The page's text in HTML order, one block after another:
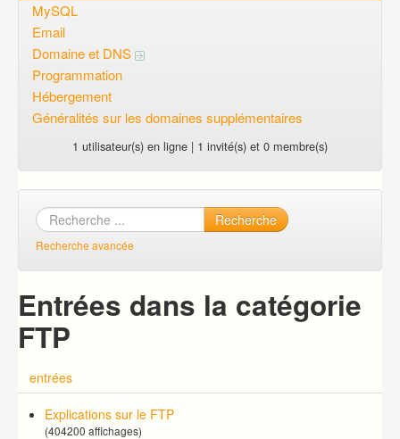
Connexion
MySQL
Email
Domaine et DNS
Programmation
Hébergement
Généralités sur les domaines supplémentaires
1 utilisateur(s) en ligne | 1 invité(s) et 0 membre(s)
Recherche
Recherche avancée
Entrées dans la catégorie
FTP
entrées
Explications sur le FTP
(404200 affichages)